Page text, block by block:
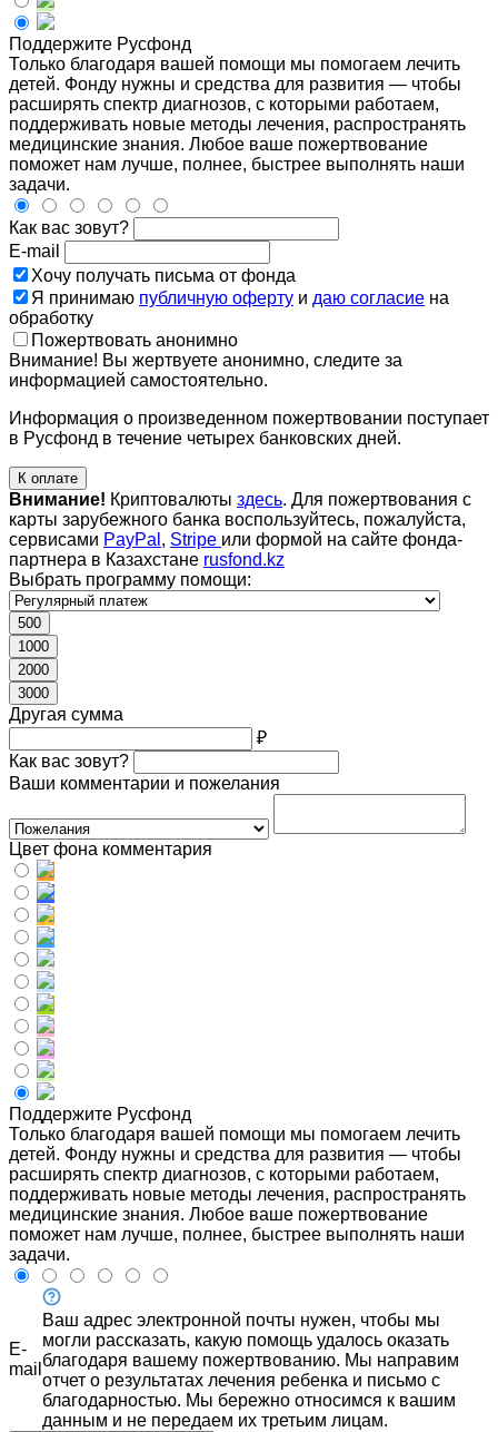
Поддержите Русфонд
Только благодаря вашей помощи мы помогаем лечить
детей. Фонду нужны и средства для развития — чтобы
расширять спектр диагнозов, с которыми работаем,
поддерживать новые методы лечения, распространять
медицинские знания. Любое ваше пожертвование
поможет нам лучше, полнее, быстрее выполнять наши
задачи.
Как вас зовут?
E-mail
Хочу получать письма от фонда
Я принимаю публичную оферту и даю согласие на
обработку
Пожертвовать анонимно
Внимание! Вы жертвуете анонимно, следите за
информацией самостоятельно.
Информация о произведенном пожертвовании поступает
в Русфонд в течение четырех банковских дней.
К оплате
Внимание! Криптовалюты здесь. Для пожертвования с
карты зарубежного банка воспользуйтесь, пожалуйста,
сервисами PayPal , Stripe или формой на сайте фонда-
партнера в Казахстане rusfond.kz
Выбрать программу помощи:
500
1000
2000
3000
Другая сумма
₽
Как вас зовут?
Ваши комментарии и пожелания
Цвет фона комментария
Поддержите Русфонд
Только благодаря вашей помощи мы помогаем лечить
детей. Фонду нужны и средства для развития — чтобы
расширять спектр диагнозов, с которыми работаем,
поддерживать новые методы лечения, распространять
медицинские знания. Любое ваше пожертвование
поможет нам лучше, полнее, быстрее выполнять наши
задачи.
E-
mail
Ваш адрес электронной почты нужен, чтобы мы
могли рассказать, какую помощь удалось оказать
благодаря вашему пожертвованию. Мы направим
отчет о результатах лечения ребенка и письмо с
благодарностью. Мы бережно относимся к вашим
данным и не передаем их третьим лицам.